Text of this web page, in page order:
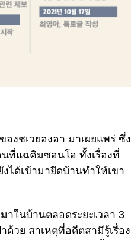
งชเวยองอา มาเผยแพร่ ซึ่ง
ที่แฉคิมซอนโฮ ทั้งเรื่องที่
ได้เข้ามายึดบ้านทำให้เขา
าในบ้านตลอดระยะเวลา 3
วย สาเหตุที่อดีตสามีรู้เรื่อง